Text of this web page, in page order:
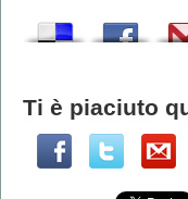
Ti è piaciuto